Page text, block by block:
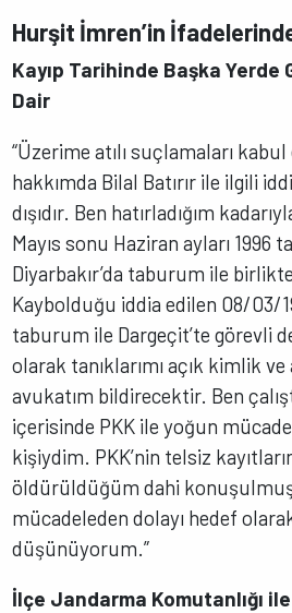
Hurşit İmren’in
Kayıp Tarihinde Başka Yerde
Dair
“Üzerime atılı suçlamaları
hakkımda Bilal Batırır ile ilgili
dışıdır. Ben hatırladığım
Mayıs sonu Haziran ayları 1996
Diyarbakır’da taburum ile
Kaybolduğu iddia edilen 08/03/
taburum ile Dargeçit’te görevli
olarak tanıklarımı açık kimlik
avukatım bildirecektir. Ben
içerisinde PKK ile yoğun
kişiydim. PKK’nin telsiz
öldürüldüğüm dahi
mücadeleden dolayı hedef
düşünüyorum.”
İlçe Jandarma Komutanlığı